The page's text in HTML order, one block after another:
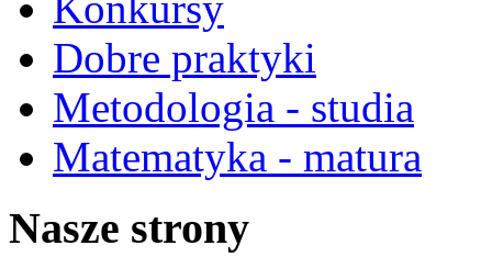
Dobre praktyki
Metodologia - studia
Matematyka - matura
Nasze strony